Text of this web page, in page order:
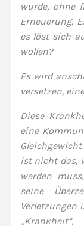
wurde, ohne
Erneuerung.
es löst sich
wollen?
Es wird
versetzen,
Diese
eine
ist nicht das,
werden
seine
Verletzungen